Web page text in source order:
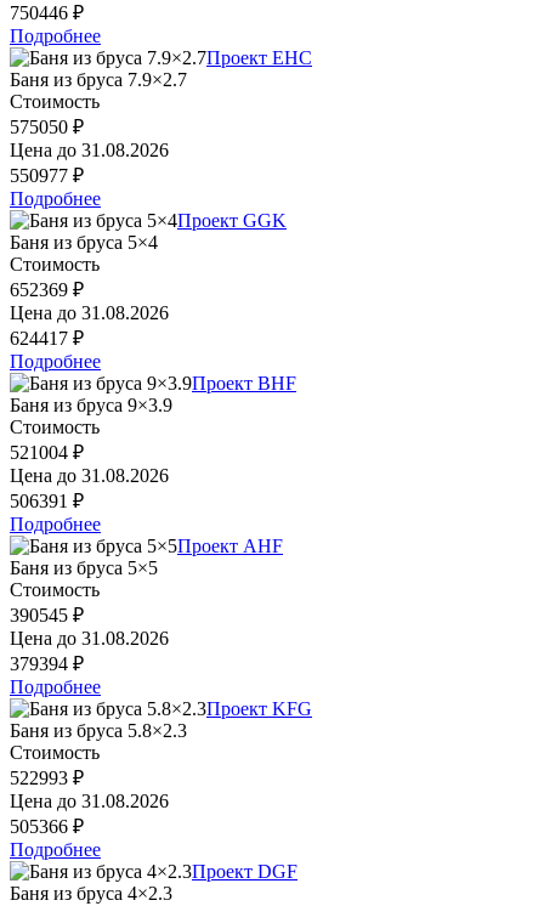
750446 ₽
Подробнее
Проект EHC
Баня из бруса 7.9×2.7
Стоимость
575050 ₽
Цена до 31.08.2026
550977 ₽
Подробнее
Проект GGK
Баня из бруса 5×4
Стоимость
652369 ₽
Цена до 31.08.2026
624417 ₽
Подробнее
Проект BHF
Баня из бруса 9×3.9
Стоимость
521004 ₽
Цена до 31.08.2026
506391 ₽
Подробнее
Проект AHF
Баня из бруса 5×5
Стоимость
390545 ₽
Цена до 31.08.2026
379394 ₽
Подробнее
Проект KFG
Баня из бруса 5.8×2.3
Стоимость
522993 ₽
Цена до 31.08.2026
505366 ₽
Подробнее
Проект DGF
Баня из бруса 4×2.3